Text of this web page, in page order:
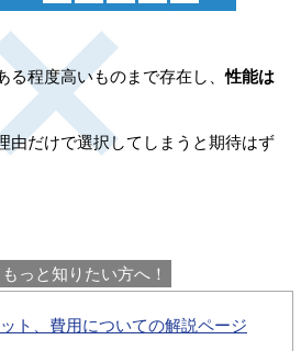
る程度高いものまで存在し、性能は
由だけで選択してしまうと期待はず
っと知りたい方へ！
ト、費用についての解説ページ